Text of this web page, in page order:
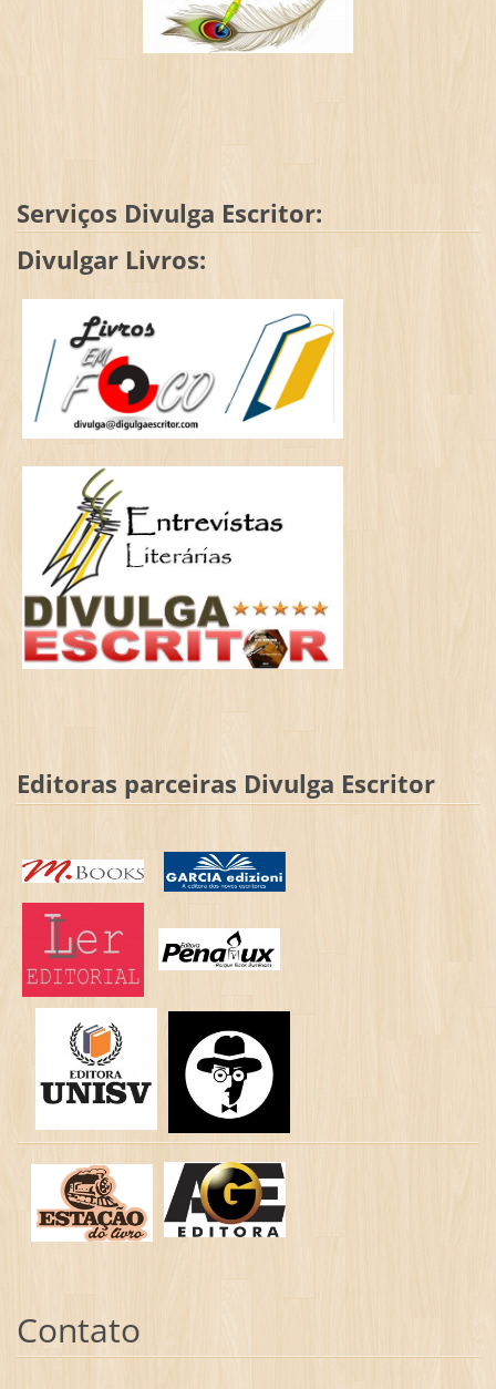
Serviços Divulga Escritor:
Divulgar Livros:
Editoras parceiras Divulga Escritor
Contato